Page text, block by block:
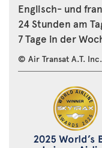
Englisch- und
24 Stunden am
7 Tage in der
© Air Transat A.T. Inc.